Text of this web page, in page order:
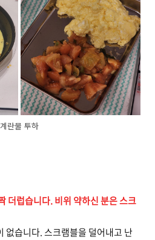
계란물 투하
더럽습니다. 비위 약하신 분은 스크
없습니다. 스크램블을 덜어내고 난